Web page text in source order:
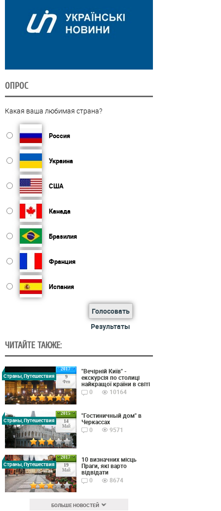
ОПРОС
Какая ваша любимая страна?
Россия
Украина
США
Канада
Бразилия
Франция
Испания
Голосовать
Результаты
ЧИТАЙТЕ ТАКЖЕ:
2017
9
Фев
Страны, Путешествия
"Вечірній Київ" -
екскурсія по столиці
найкращої країни в світі
0
10164
2015
14
Май
Страны, Путешествия
"Гостиничный дом" в
Черкассах
0
9571
2017
19
Май
Страны, Путешествия
10 визначних місць
Праги, які варто
відвідати
0
8674
БОЛЬШЕ НОВОСТЕЙ